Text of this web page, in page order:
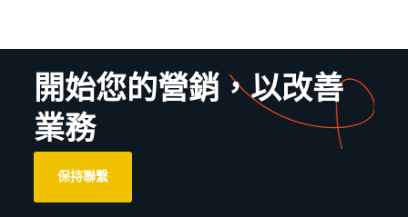
開始您的營銷，以改善
業務
保持聯繫